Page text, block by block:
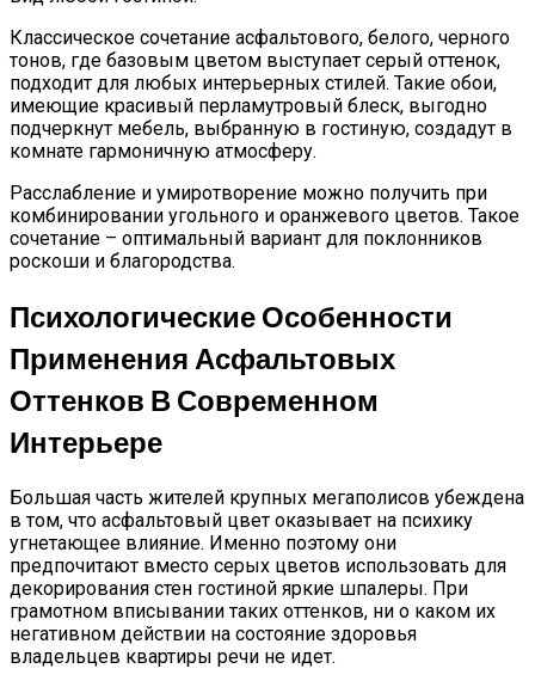
Классическое сочетание асфальтового, белого, черного
тонов, где базовым цветом выступает серый оттенок,
подходит для любых интерьерных стилей. Такие обои,
имеющие красивый перламутровый блеск, выгодно
подчеркнут мебель, выбранную в гостиную, создадут в
комнате гармоничную атмосферу.
Расслабление и умиротворение можно получить при
комбинировании угольного и оранжевого цветов. Такое
сочетание – оптимальный вариант для поклонников
роскоши и благородства.
Психологические Особенности
Применения Асфальтовых
Оттенков В Современном
Интерьере
Большая часть жителей крупных мегаполисов убеждена
в том, что асфальтовый цвет оказывает на психику
угнетающее влияние. Именно поэтому они
предпочитают вместо серых цветов использовать для
декорирования стен гостиной яркие шпалеры. При
грамотном вписывании таких оттенков, ни о каком их
негативном действии на состояние здоровья
владельцев квартиры речи не идет.